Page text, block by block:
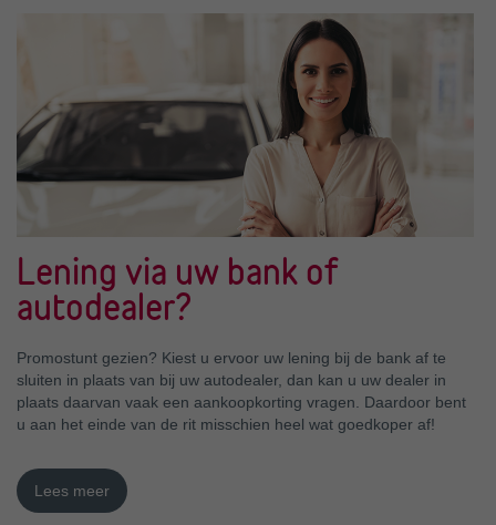
Lening via uw bank of
autodealer?
Promostunt gezien? Kiest u ervoor uw lening bij de bank af te
sluiten in plaats van bij uw autodealer, dan kan u uw dealer in
plaats daarvan vaak een aankoopkorting vragen. Daardoor bent
u aan het einde van de rit misschien heel wat goedkoper af!